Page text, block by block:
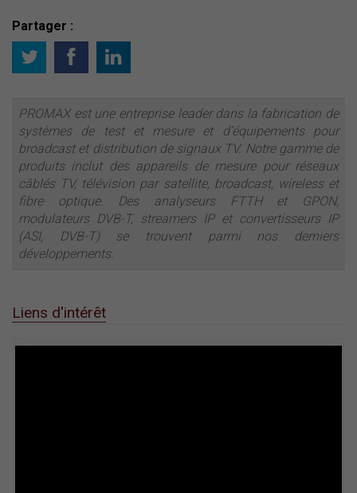
Partager :
PROMAX est une entreprise leader dans la fabrication de
systèmes de test et mesure et d’équipements pour
broadcast et distribution de signaux TV. Notre gamme de
produits inclut des appareils de mesure pour réseaux
câblés TV, télévision par satellite, broadcast, wireless et
fibre optique. Des analyseurs FTTH et GPON,
modulateurs DVB-T, streamers IP et convertisseurs IP
(ASI, DVB-T) se trouvent parmi nos derniers
développements.
Liens d'intérêt